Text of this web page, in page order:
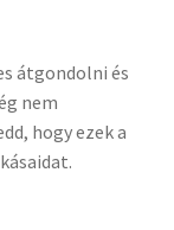
átgondolni és
nem
hogy ezek a